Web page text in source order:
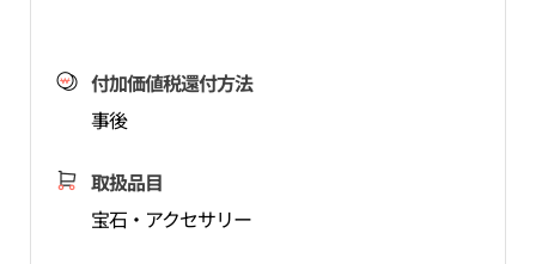
付加価値税還付方法
事後
取扱品目
宝石・アクセサリー